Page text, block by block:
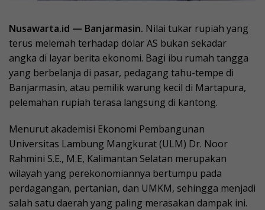
Nusawarta.id — Banjarmasin. Nilai tukar rupiah yang
terus melemah terhadap dolar AS bukan sekadar
angka di layar berita ekonomi. Bagi ibu rumah tangga
yang berbelanja di pasar, pedagang tahu-tempe di
Banjarmasin, atau pemilik warung kecil di Martapura,
pelemahan rupiah terasa langsung di kantong.
Menurut akademisi Ekonomi Pembangunan
Universitas Lambung Mangkurat (ULM) Dr. Noor
Rahmini S.E., M.E, Kalimantan Selatan merupakan
wilayah yang perekonomiannya bertumpu pada
perdagangan, pertanian, dan UMKM, sehingga menjadi
salah satu daerah yang paling merasakan dampak ini.